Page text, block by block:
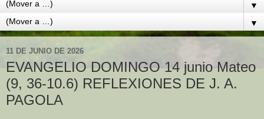
▼
▼
11 DE JUNIO DE 2026
EVANGELIO DOMINGO 14 junio Mateo
(9, 36-10.6) REFLEXIONES DE J. A.
PAGOLA